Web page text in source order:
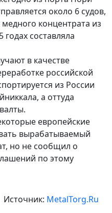
около 6 судов,
концентрата из
составляла
в качестве
российской
из России
а оттуда
европейские
вырабатываемый
но не сообщил о
по этому
Источник: MetalTorg.Ru